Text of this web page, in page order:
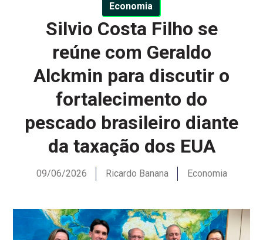
Economia
Silvio Costa Filho se
reúne com Geraldo
Alckmin para discutir o
fortalecimento do
pescado brasileiro diante
da taxação dos EUA
09/06/2026 Ricardo Banana Economia